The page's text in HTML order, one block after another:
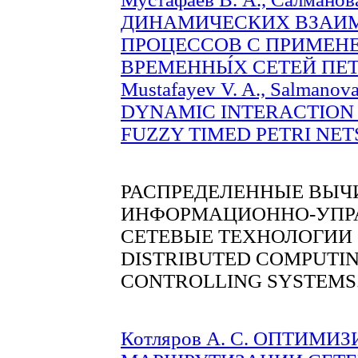
ДИНАМИЧЕСКИХ
ПРОЦЕССОВ С
ВРЕМЕННЫ́Х СЕТЕЙ
Mustafayev V. A.,
DYNAMIC INTERACTION
FUZZY TIMED PETRI
РАСПРЕДЕЛЕННЫЕ
ИНФОРМАЦИОННО-
СЕТЕВЫЕ ТЕХНОЛОГИИ
DISTRIBUTED
CONTROLLING
Котляров А. С.